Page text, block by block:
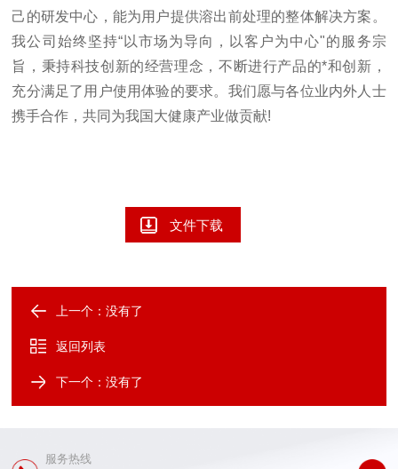
己的研发中心，能为用户提供溶出前处理的整体解决方案。
我公司始终坚持“以市场为导向，以客户为中心"的服务宗
旨，秉持科技创新的经营理念，不断进行产品的*和创新，
充分满足了用户使用体验的要求。我们愿与各位业内外人士
携手合作，共同为我国大健康产业做贡献!
文件下载
上一个：没有了
返回列表
下一个：没有了
服务热线